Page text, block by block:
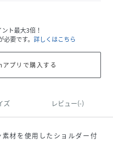
ト最大3倍！
要です。 詳しくはこちら
プリで購入する
ズ レビュー(-)
材を使用したショルダー付